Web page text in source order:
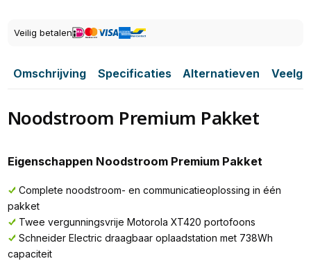
Veilig betalen
Omschrijving Specificaties Alternatieven
Noodstroom Premium Pakket
Eigenschappen Noodstroom Premium Pakket
Complete noodstroom- en communicatieoplossing in één
pakket
Twee vergunningsvrije Motorola XT420 portofoons
Schneider Electric draagbaar oplaadstation met 738Wh
capaciteit